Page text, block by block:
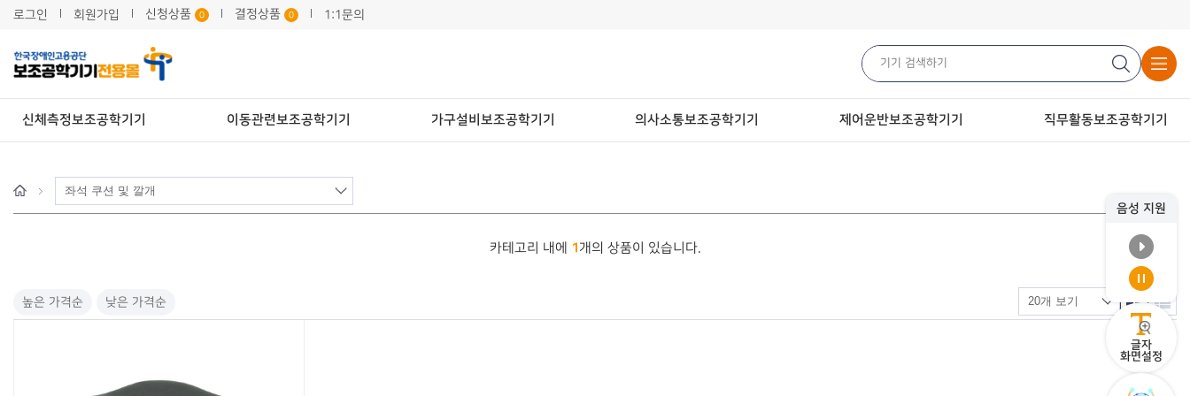
음성 지원
글자
화면설정
로그인 회원가입 신청상품 0 결정상품 0 1:1문의
신체측정보조공학기기 이동관련보조공학기기 가구설비보조공학기기 의사소통보조공학기기 제어운반보조공학기기 직무활동보조공학기기
e
카테고리 내에 1개의 상품이 있습니다.
높은 가격순 낮은 가격순